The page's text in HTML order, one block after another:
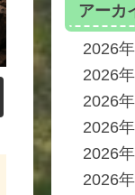
アーカ
2026
2026
2026
2026
2026
2026